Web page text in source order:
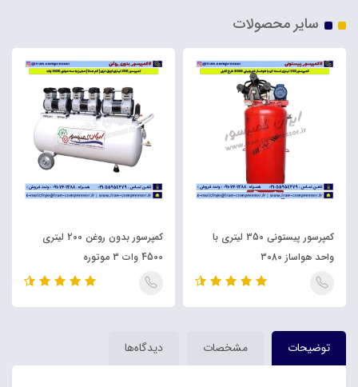
سایر محصولات
کمپرسور پیستونی 350 لیتری با
واحد هواساز 3080
کمپرسور بدون روغن 200 لیتری
4500 وات 3 موتوره
توضیحات مشخصات دیدگاه‌ها